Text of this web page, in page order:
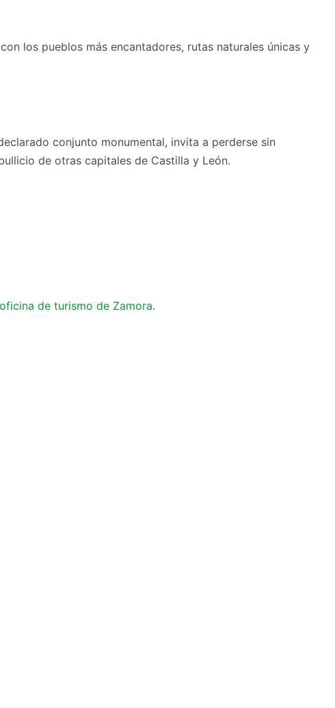
los pueblos más encantadores, rutas naturales únicas y
conjunto monumental, invita a perderse sin
de otras capitales de Castilla y León.
oficina de turismo de Zamora.